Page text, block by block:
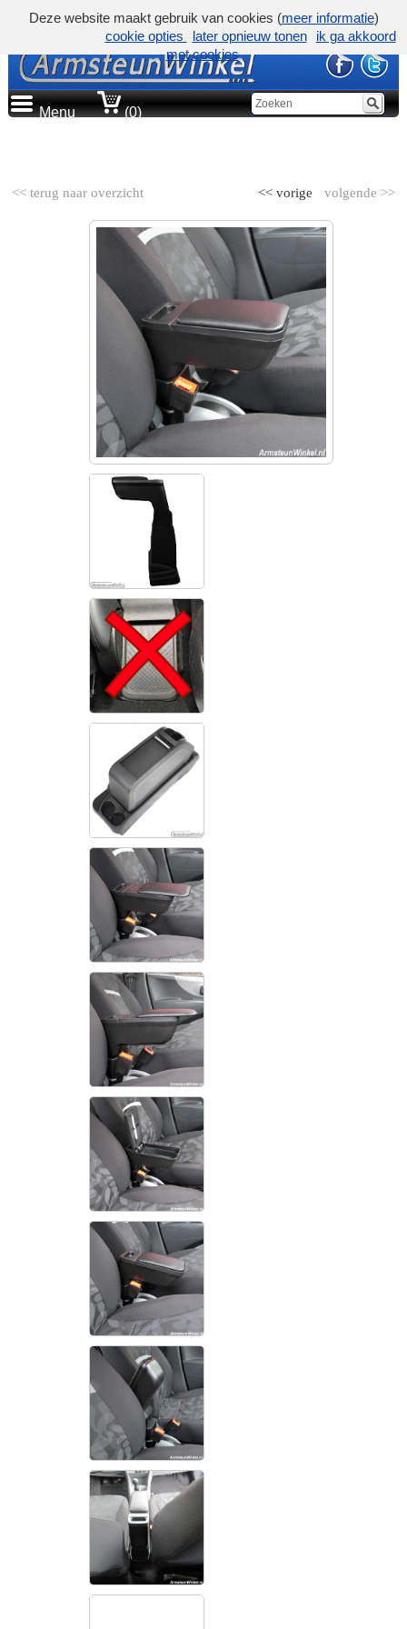
Menu (0)
<< terug naar overzicht volgende >>
<< vorige
Deze website maakt gebruik van cookies (meer informatie)
cookie opties
later opnieuw tonen
ik ga akkoord
met cookies